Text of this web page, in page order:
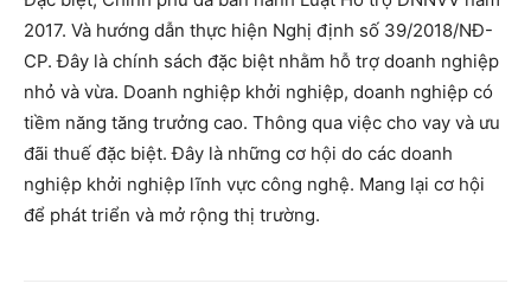
2017. Và hướng dẫn thực hiện Nghị định số 39/2018/NĐ-
CP. Đây là chính sách đặc biệt nhằm hỗ trợ doanh nghiệp
nhỏ và vừa. Doanh nghiệp khởi nghiệp, doanh nghiệp có
tiềm năng tăng trưởng cao. Thông qua việc cho vay và ưu
đãi thuế đặc biệt. Đây là những cơ hội do các doanh
nghiệp khởi nghiệp lĩnh vực công nghệ. Mang lại cơ hội
để phát triển và mở rộng thị trường.